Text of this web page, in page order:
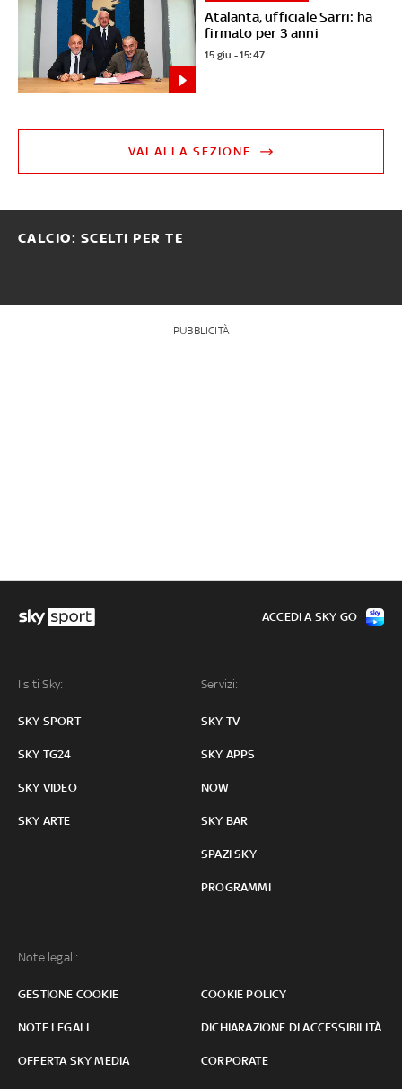
Atalanta, ufficiale Sarri: ha
firmato per 3 anni
15 giu - 15:47
VAI ALLA SEZIONE
CALCIO: SCELTI PER TE
PUBBLICITÀ
I siti Sky:
SKY SPORT
SKY TG24
SKY VIDEO
SKY ARTE
Servizi:
SKY TV
SKY APPS
NOW
SKY BAR
SPAZI SKY
PROGRAMMI
Note legali:
GESTIONE COOKIE COOKIE POLICY
NOTE LEGALI DICHIARAZIONE DI ACCESSIBILITÀ
OFFERTA SKY MEDIA CORPORATE
ACCEDI A SKY GO